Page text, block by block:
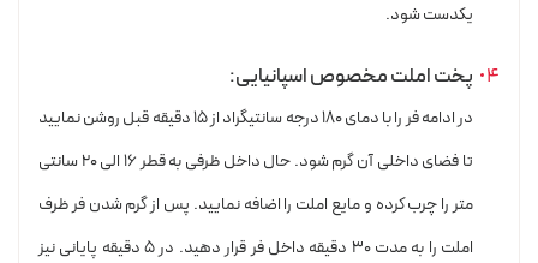
یکدست شود.
پخت املت مخصوص اسپانیایی:
در ادامه فر را با دمای ۱۸۰ درجه سانتیگراد از ۱۵ دقیقه قبل روشن نمایید
تا فضای داخلی آن گرم شود. حال داخل ظرفی به قطر ۱۶ الی ۲۰ سانتی
متر را چرب کرده و مایع املت را اضافه نمایید. پس از گرم شدن فر ظرف
املت را به مدت ۳۰ دقیقه داخل فر قرار دهید. در ۵ دقیقه پایانی نیز